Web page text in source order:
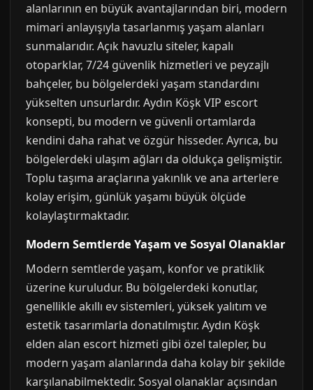
alanlarının en büyük avantajlarından biri, modern
mimari anlayışıyla tasarlanmış yaşam alanları
sunmalarıdır. Açık havuzlu siteler, kapalı
otoparklar, 7/24 güvenlik hizmetleri ve peyzajlı
bahçeler, bu bölgelerdeki yaşam standardını
yükselten unsurlardır. Aydın Köşk VIP escort
konsepti, bu modern ve güvenli ortamlarda
kendini daha rahat ve özgür hisseder. Ayrıca, bu
bölgelerdeki ulaşım ağları da oldukça gelişmiştir.
Toplu taşıma araçlarına yakınlık ve ana arterlere
kolay erişim, günlük yaşamı büyük ölçüde
kolaylaştırmaktadır.
Modern Semtlerde Yaşam ve Sosyal Olanaklar
Modern semtlerde yaşam, konfor ve pratiklik
üzerine kuruludur. Bu bölgelerdeki konutlar,
genellikle akıllı ev sistemleri, yüksek yalıtım ve
estetik tasarımlarla donatılmıştır. Aydın Köşk
elden alan escort hizmeti gibi özel talepler, bu
modern yaşam alanlarında daha kolay bir şekilde
karşılanabilmektedir. Sosyal olanaklar açısından